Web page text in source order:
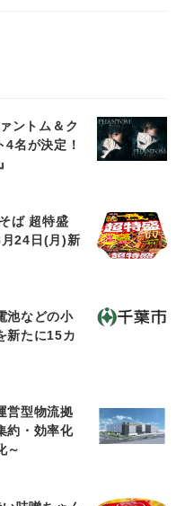
ントム＆ク
4名が決定！
ば 超特盛
24日(月)新
池などの小
新たに15カ
営型物流拠
約・効率化
～